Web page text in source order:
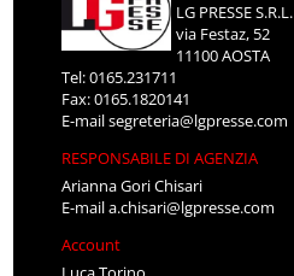
LG PRESSE S.R.L.
via Festaz, 52
11100 AOSTA
Tel: 0165.231711
Fax: 0165.1820141
E-mailsegreteria@lgpresse.com
RESPONSABILE DI AGENZIA
Arianna Gori Chisari
E-maila.chisari@lgpresse.com
Account